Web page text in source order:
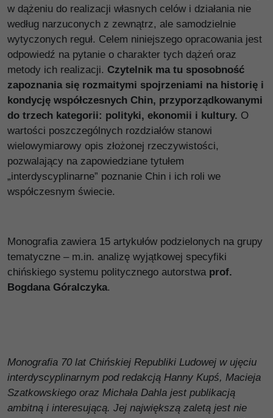
w dążeniu do realizacji własnych celów i działania nie
według narzuconych z zewnątrz, ale samodzielnie
wytyczonych reguł. Celem niniejszego opracowania jest
odpowiedź na pytanie o charakter tych dążeń oraz
metody ich realizacji. Czytelnik ma tu sposobność
zapoznania się rozmaitymi spojrzeniami na historię i
kondycję współczesnych Chin, przyporządkowanymi
do trzech kategorii: polityki, ekonomii i kultury. O
wartości poszczególnych rozdziałów stanowi
wielowymiarowy opis złożonej rzeczywistości,
pozwalający na zapowiedziane tytułem
„interdyscyplinarne” poznanie Chin i ich roli we
współczesnym świecie.
Monografia zawiera 15 artykułów podzielonych na grupy
tematyczne – m.in. analizę wyjątkowej specyfiki
chińskiego systemu politycznego autorstwa prof.
Bogdana Góralczyka.
Monografia 70 lat Chińskiej Republiki Ludowej w ujęciu
interdyscyplinarnym pod redakcją Hanny Kupś, Macieja
Szatkowskiego oraz Michała Dahla jest publikacją
ambitną i interesującą. Jej największą zaletą jest nie